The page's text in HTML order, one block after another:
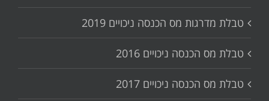
טבלת מדרגות מס הכנסה ניכויים 2019
טבלת מס הכנסה ניכויים 2016
טבלת מס הכנסה ניכויים 2017